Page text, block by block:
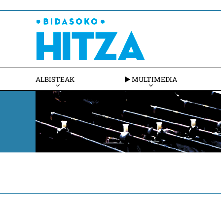
ALBISTEAK MULTIMEDIA